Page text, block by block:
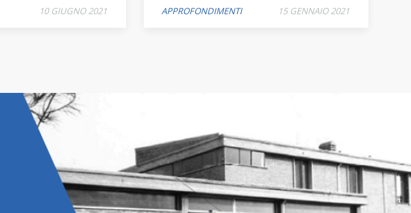
10 GIUGNO 2021 APPROFONDIMENTI 15 GENNAIO 2021